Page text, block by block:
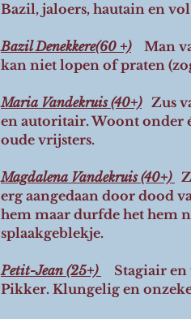
Bazil, jaloers, hautain en
Bazil Denekkere(60 +)
Man
kan niet lopen of praten
Maria Vandekruis (40+) Zus
en autoritair. Woont onder
oude vrijsters.
Magdalena Vandekruis (40+)
erg aangedaan door dood
hem maar durfde het hem
splaakgeblekje.
Petit-Jean (25+)
Stagiair
Pikker. Klungelig en